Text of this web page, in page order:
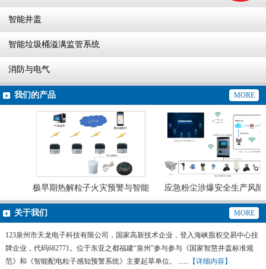
智能井盖
智能垃圾桶溢满监管系统
消防与电气
我们的产品 MORE
极早期热解粒子火灾预警与智能
灭火系统
应急粉尘涉爆安全生产风险
预警系统
关于我们
MORE
123泉州市天龙电子科技有限公司，国家高新技术企业，登入海峡股权交易中心挂
牌企业，代码682771。位于东亚之都福建“泉州”参与参与《国家智慧井盖标准规
范》和《智能配电粒子感知预警系统》主要起草单位。 ...... 【详细内容】